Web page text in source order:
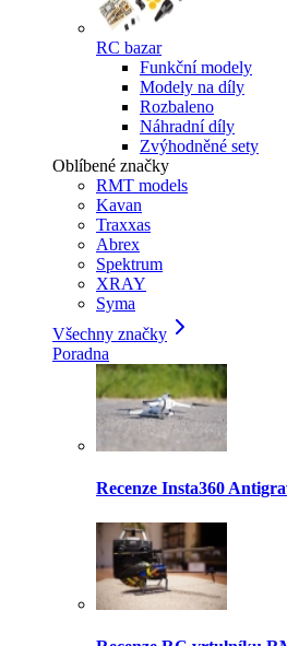
RC bazar
Funkční modely
Modely na díly
Rozbaleno
Náhradní díly
Zvýhodněné sety
Oblíbené značky
RMT models
Kavan
Traxxas
Abrex
Spektrum
XRAY
Syma
Všechny značky
Poradna
Recenze Insta360